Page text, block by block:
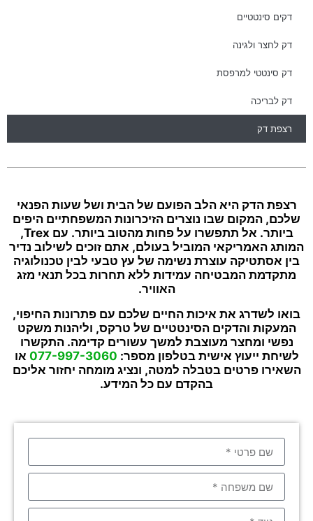
דקים סינטטיים
דק לחצר ולגינה
דק סינטטי למרפסת
דק לבריכה
רצפת דק
רצפת הדק היא הלב הפועם של הבית ושל שעות הפנאי
שלכם, המקום שבו נוצרים הזיכרונות המשפחתיים היפים
ביותר. אל תתפשרו על פחות מהטוב ביותר. עם Trex,
המותג האמריקאי המוביל בעולם, אתם זוכים לשילוב נדיר
בין אסתטיקה עוצרת נשימה של עץ טבעי לבין טכנולוגיה
מתקדמת המבטיחה עמידות ללא תחרות בכל תנאי מזג
האוויר.
בואו לשדרג את איכות החיים שלכם עם פתרונות החיפוי,
המעקות והדקים הסינטטיים של טרקס, וליהנות משקט
נפשי ומחצר מעוצבת למשך עשורים קדימה.התקשרו
לשיחת ייעוץ אישית בטלפון מספר:
או
השאירו פרטים בטבלה למטה, ונציג מומחה יחזור אליכם
בהקדם עם כל המידע.